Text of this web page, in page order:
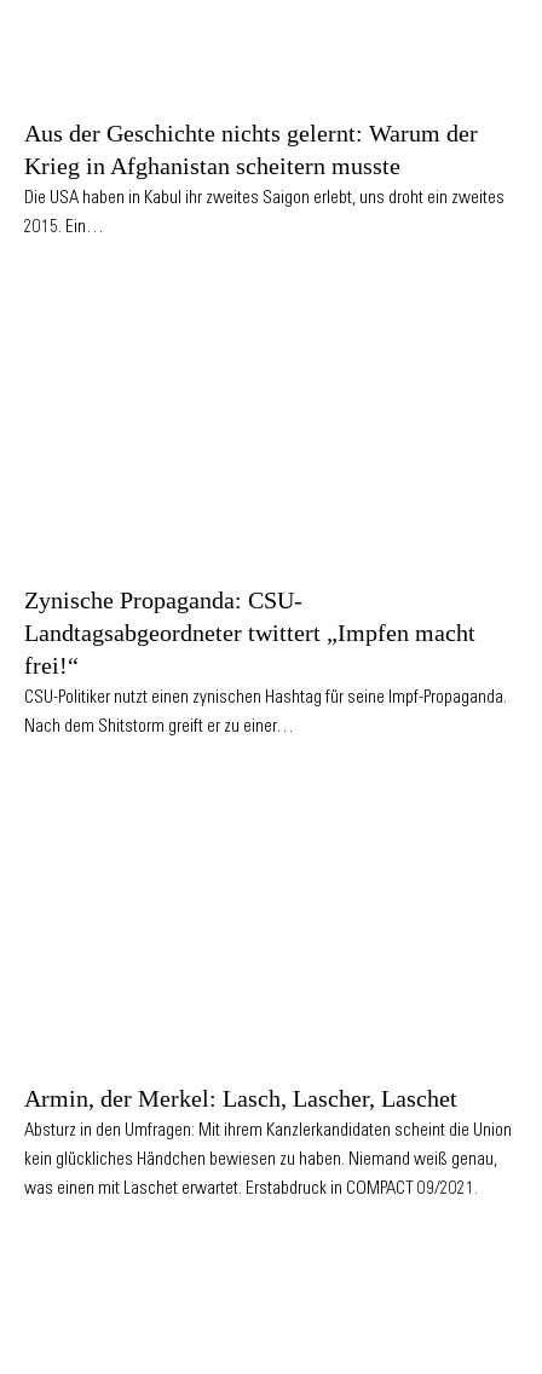
Aus der Geschichte nichts gelernt: Warum der
Krieg in Afghanistan scheitern musste
Die USA haben in Kabul ihr zweites Saigon erlebt, uns droht ein zweites
2015. Ein…
Zynische Propaganda: CSU-
Landtagsabgeordneter twittert „Impfen macht
frei!“
CSU-Politiker nutzt einen zynischen Hashtag für seine Impf-Propaganda.
Nach dem Shitstorm greift er zu einer…
Armin, der Merkel: Lasch, Lascher, Laschet
Absturz in den Umfragen: Mit ihrem Kanzlerkandidaten scheint die Union
kein glückliches Händchen bewiesen zu haben. Niemand weiß genau,
was einen mit Laschet erwartet. Erstabdruck in COMPACT 09/2021.